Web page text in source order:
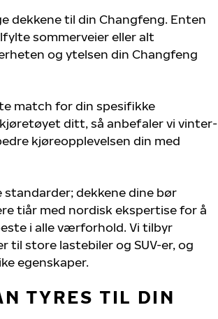
dekkene til din Changfeng. Enten
sommerveier eller alt
og ytelsen din Changfeng
match for din spesifikke
ditt, så anbefaler vi vinter-
kjøreopplevelsen din med
dekkene dine bør
tiår med nordisk ekspertise for å
i alle værforhold. Vi tilbyr
store lastebiler og SUV-er, og
egenskaper.
TYRES TIL DIN